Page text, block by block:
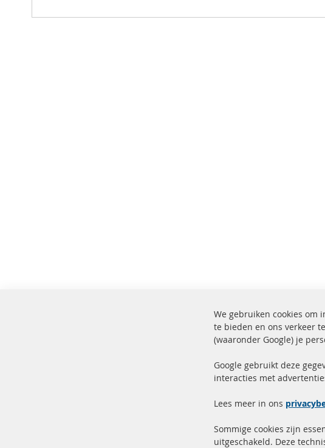
Producten in
We gebruiken cookies om
te bieden en ons verkeer
(waaronder Google) je
Google gebruikt deze
interacties met
Lees meer in ons
Sommige cookies zijn
uitgeschakeld. Deze